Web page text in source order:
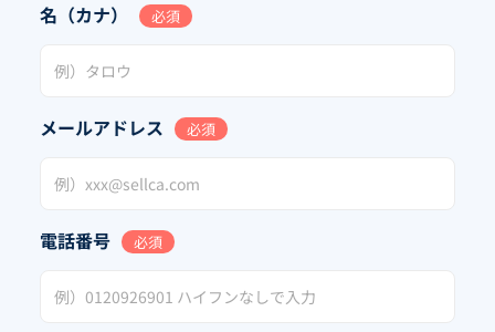
名（カナ） 必須
メールアドレス 必須
電話番号 必須